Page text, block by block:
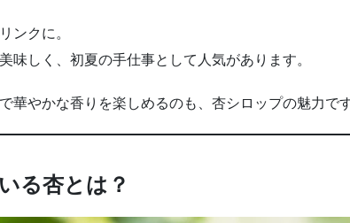
ンクに。
味しく、初夏の手仕事として人気があります。
華やかな香りを楽しめるのも、杏シロップの魅力です
る杏とは？